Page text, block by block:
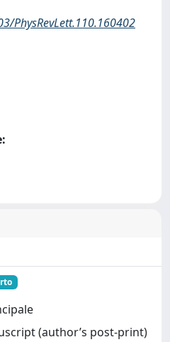
PhysRevLett.110.160402
(author’s post-print)